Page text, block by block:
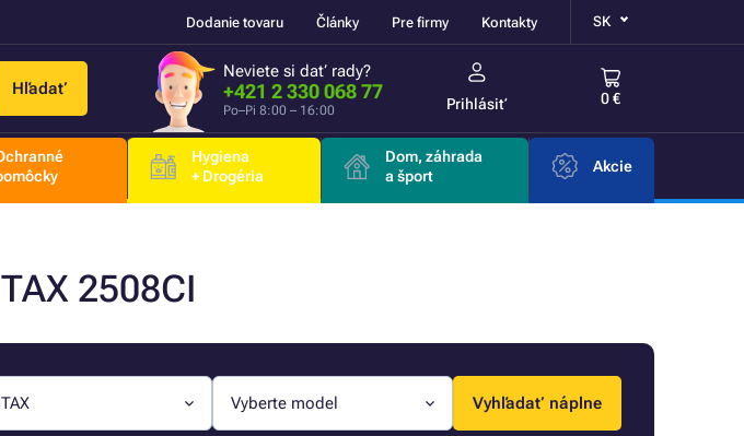
Dodanie tovaru Články Pre firmy Kontakty SK
Hľadať
Neviete si dať rady?
+421 2 330 068 77
Po–Pi 8:00 – 16:00 Prihlásiť 0 €
Hygiena
+ Drogéria
Dom, záhrada
a šport
Akcie
2508CI
Vyberte model Vyhľadať náplne